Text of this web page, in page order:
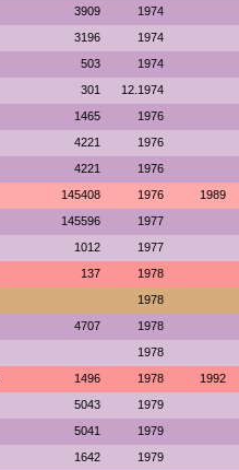
3909 1974
3196 1974
503 1974
301 12.1974
1465 1976
4221 1976
4221 1976
145408 1976 1989
145596 1977
1012 1977
137 1978
1978
4707 1978
1978
1496 1978 1992
5043 1979
5041 1979
1642 1979